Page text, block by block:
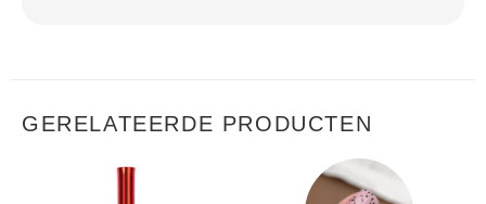
GERELATEERDE PRODUCTEN